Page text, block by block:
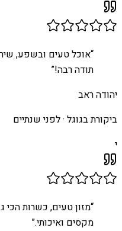
“אוכל טעים ובשפע,
תודה רבה!”
יהודה ראב
ביקורת בגוגל ·לפני שנתיים
י
“מזון טעים, כשרות הכי
מקסים ואיכותי.”